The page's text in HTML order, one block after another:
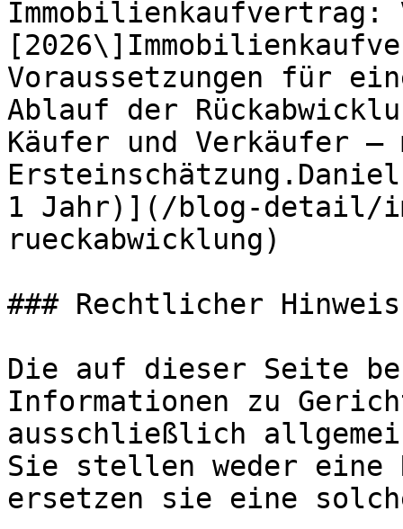
Immobilienkaufvertrag:
Voraussetzungen für
Ablauf der
Käufer und Verkäufer
1 Jahr)](/blog-detail/
rueckabwicklung)
### Rechtlicher Hinweis
Die auf dieser Seite
Informationen zu
ausschließlich
Sie stellen weder eine
ersetzen sie eine